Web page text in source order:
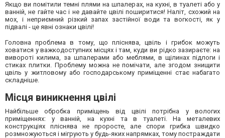
Якщо ви помітили темні плями на шпалерах, на кухні, в туалеті або у
ванній, не гайте час і не давайте цвілі поширитися! Наліт, схожий на
мох, і неприємний різкий запах застійної води та вогкості, як у
підвалі - це явні ознаки цвілі!
Головна проблема в тому, що пліснява, цвіль і грибок можуть
ховатися у важкодоступних місцях і там, куди ви рідко зазираєте: на
вивороті килима, за шпалерами або меблями, в щілинах підлоги і
стиках плитки. Проблему можна не помічати, але згодом знищити
цвіль у житловому або господарському приміщенні стає набагато
складніше.
Місця виникнення цвілі
Найбільше обробка приміщень від цвілі потрібна у вологих
приміщеннях: у ванній, на кухні та в туалеті. На металевих
конструкціях пліснява не проросте, але спори грибка швидко
розмножуються і мігрують у будь-яких напрямках, тому постраждати